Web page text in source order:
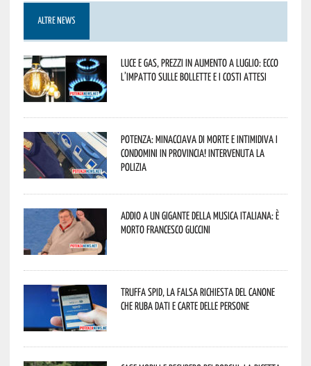
ALTRE NEWS
Luce e gas, prezzi in aumento a luglio: ecco
l’impatto sulle bollette e i costi attesi
Potenza: minacciava di morte e intimidiva i
condomini in provincia! Intervenuta la
Polizia
Addio a un gigante della musica italiana: è
morto Francesco Guccini
Truffa Spid, la falsa richiesta del canone
che ruba dati e carte delle persone